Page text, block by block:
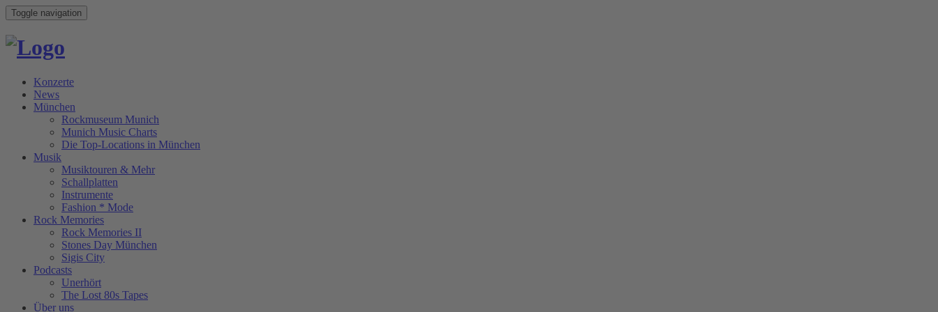
Toggle navigation
Konzerte
News
München
Rockmuseum Munich
Munich Music Charts
Die Top-Locations in München
Musik
Musiktouren & Mehr
Schallplatten
Instrumente
Fashion * Mode
Rock Memories
Rock Memories II
Stones Day München
Sigis City
Podcasts
Unerhört
The Lost 80s Tapes
Über uns